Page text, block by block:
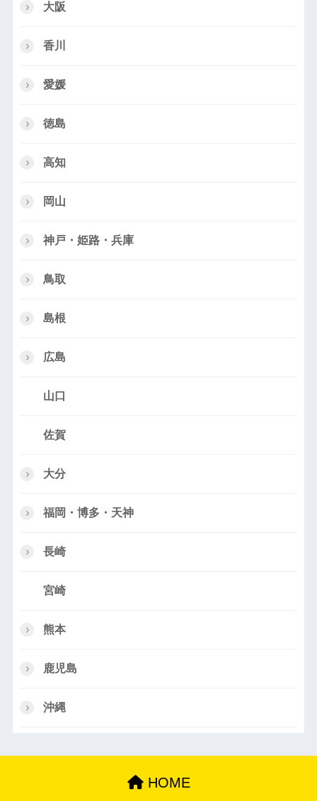
大阪
香川
愛媛
徳島
高知
岡山
神戸・姫路・兵庫
鳥取
島根
広島
山口
佐賀
大分
福岡・博多・天神
長崎
宮崎
熊本
鹿児島
沖縄
HOME